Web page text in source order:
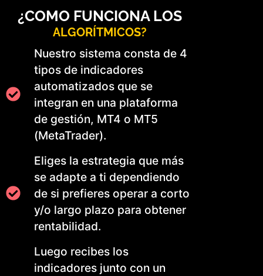
¿COMO FUNCIONA LOS
ALGORÍTMICOS?
Nuestro sistema consta de 4
tipos de indicadores
automatizados que se
integran en una plataforma
de gestión, MT4 o MT5
(MetaTrader).
Eliges la estrategia que más
se adapte a ti dependiendo
de si prefieres operar a corto
y/o largo plazo para obtener
rentabilidad.
Luego recibes los
indicadores junto con un